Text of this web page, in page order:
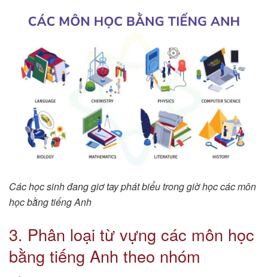
Các học sinh đang giơ tay phát biểu trong giờ học các môn
học bằng tiếng Anh
3. Phân loại từ vựng các môn học
bằng tiếng Anh theo nhóm